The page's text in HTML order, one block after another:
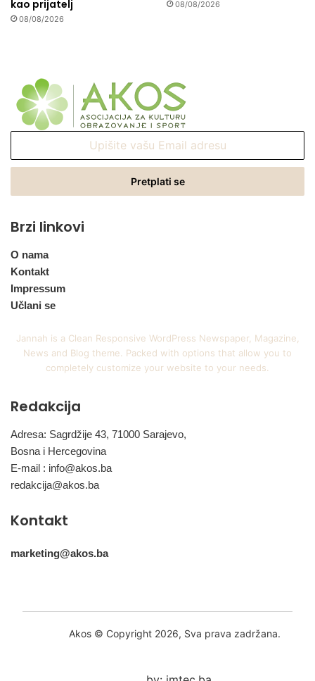
kao prijatelj
08/08/2026
08/08/2026
Email
Brzi linkovi
O nama
Kontakt
Impressum
Učlani se
Jannah is a Clean Responsive WordPress Newspaper, Magazine,
News and Blog theme. Packed with options that allow you to
completely customize your website to your needs.
Redakcija
Adresa: Sagrdžije 43, 71000 Sarajevo,
Bosna i Hercegovina
E-mail : info@akos.ba
redakcija@akos.ba
Kontakt
marketing@akos.ba
Akos © Copyright 2026, Sva prava zadržana.